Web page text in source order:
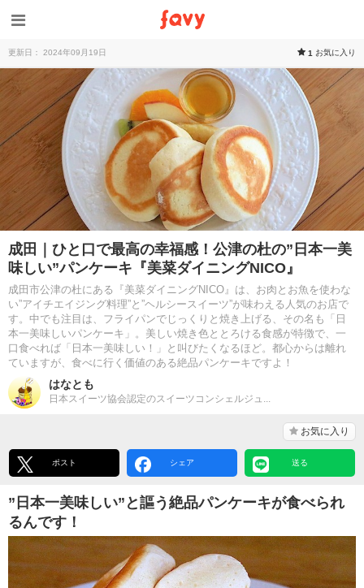
更新日： 2024年09月19日 1 お気に入り
成田｜ひと口で最高の幸福感！公津の杜の”日本一美
味しい”パンケーキ『美菜ダイニングNICO』
成田市公津の杜にある『美菜ダイニングNICO』は、お肉とお魚を使わな
い”アイチエイジング料理”と”ヘルシースイーツ”が味わえる人気のお店で
す。中でも注目は、フライパンでじっくりと焼き上げる、その名も「日
本一美味しいパンケーキ」。美しい焼き色ととろける食感が特徴で、一
口食べれば「日本一美味しい！」と叫びたくなるほど。都心からは離れ
ていますが、食べに行く価値のある絶品パンケーキですよ！
はなとも
日本スイーツ協会認定のスイーツコンシェルジュ...
お気に入り
ポスト シェア 送る
”日本一美味しい”と謳う絶品パンケーキが食べられ
るんです！